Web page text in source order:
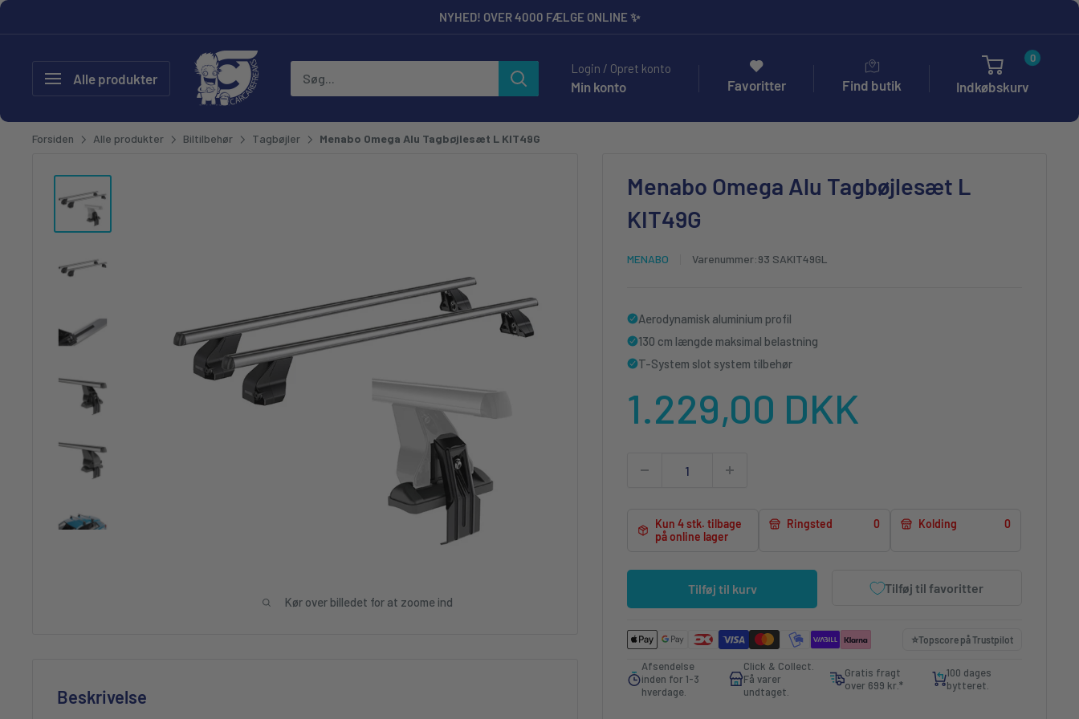
Gå til NYHED! OVER 4000 FÆLGE ONLINE ✨
Alle produkter
CarCare Freaks - Bilpleje & Tilbehør til Entusiaster og Professionelle.Login / Opret konto
Min konto Favoritter Find butik
0
Indkøbskurv
Forsiden Alle produkter Biltilbehør Tagbøjler Menabo Omega Alu Tagbøjlesæt L KIT49G
Kør over billedet for at zoome ind
Menabo Omega Alu Tagbøjlesæt L
KIT49G
MENABO Varenummer:93 SAKIT49GL
Aerodynamisk aluminium profil
130 cm længde maksimal belastning
T-System slot system tilbehør
Udsalgspris
1.229,00 DKK
Kun 4 stk. tilbage
på online lager
Ringsted 0 Kolding 0
Tilføj til kurv Tilføj til favoritter
⭐️Topscore påTrustpilot
Afsendelse
inden for 1-3
hverdage.
Click & Collect.
Få varer
undtaget.
Gratis fragt
over 699 kr.*
100 dages
bytteret.
Beskrivelse